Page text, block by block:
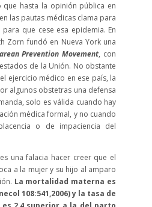
que hasta la opinión pública en
las pautas médicas clama para
que cese esa epidemia. En
Zorn fundó en Nueva York una
Prevention Movement, con
de la Unión. No obstante
ejercicio médico en ese país, la
algunos obstetras una defensa
solo es válida cuando hay
médica formal, y no cuando
o de impaciencia del
una falacia hacer creer que el
a la mujer y su hijo al amparo
La mortalidad materna es
108:541,2006) y la tasa de